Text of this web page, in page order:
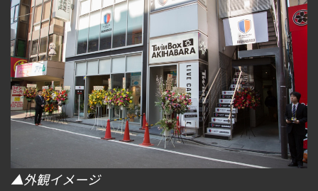
▲外観イメージ